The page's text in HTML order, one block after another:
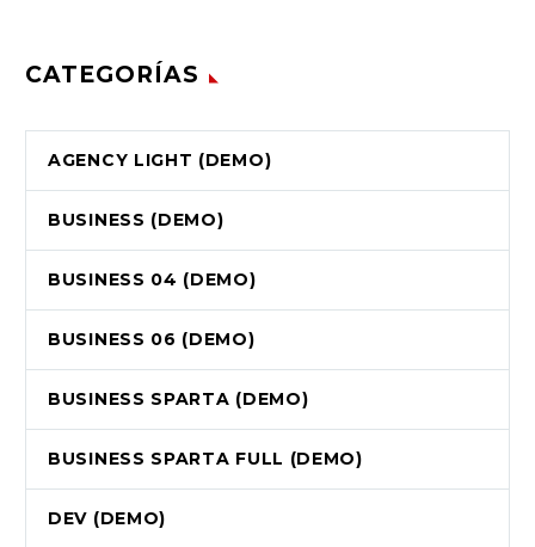
CATEGORÍAS
AGENCY LIGHT (DEMO)
BUSINESS (DEMO)
BUSINESS 04 (DEMO)
BUSINESS 06 (DEMO)
BUSINESS SPARTA (DEMO)
BUSINESS SPARTA FULL (DEMO)
DEV (DEMO)